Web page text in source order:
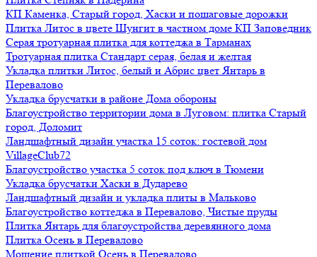
КП Каменка, Старый город, Хаски и пошаговые дорожки
Плитка Литос в цвете Шунгит в частном доме КП Заповедник
Серая тротуарная плитка для коттеджа в Тарманах
Тротуарная плитка Стандарт серая, белая и желтая
Укладка плитки Литос, белый и Абрис цвет Янтарь в
Перевалово
Укладка брусчатки в районе Дома обороны
Благоустройство территории дома в Луговом: плитка Старый
город, Доломит
Ландшафтный дизайн участка 15 соток: гостевой дом
VillageClub72
Благоустройство участка 5 соток под ключ в Тюмени
Укладка брусчатки Хаски в Дударево
Ландшафтный дизайн и укладка плиты в Мальково
Благоустройство коттеджа в Перевалово, Чистые пруды
Плитка Янтарь для благоустройства деревянного дома
Плитка Осень в Перевалово
Мощение плиткой Осень в Перевалово